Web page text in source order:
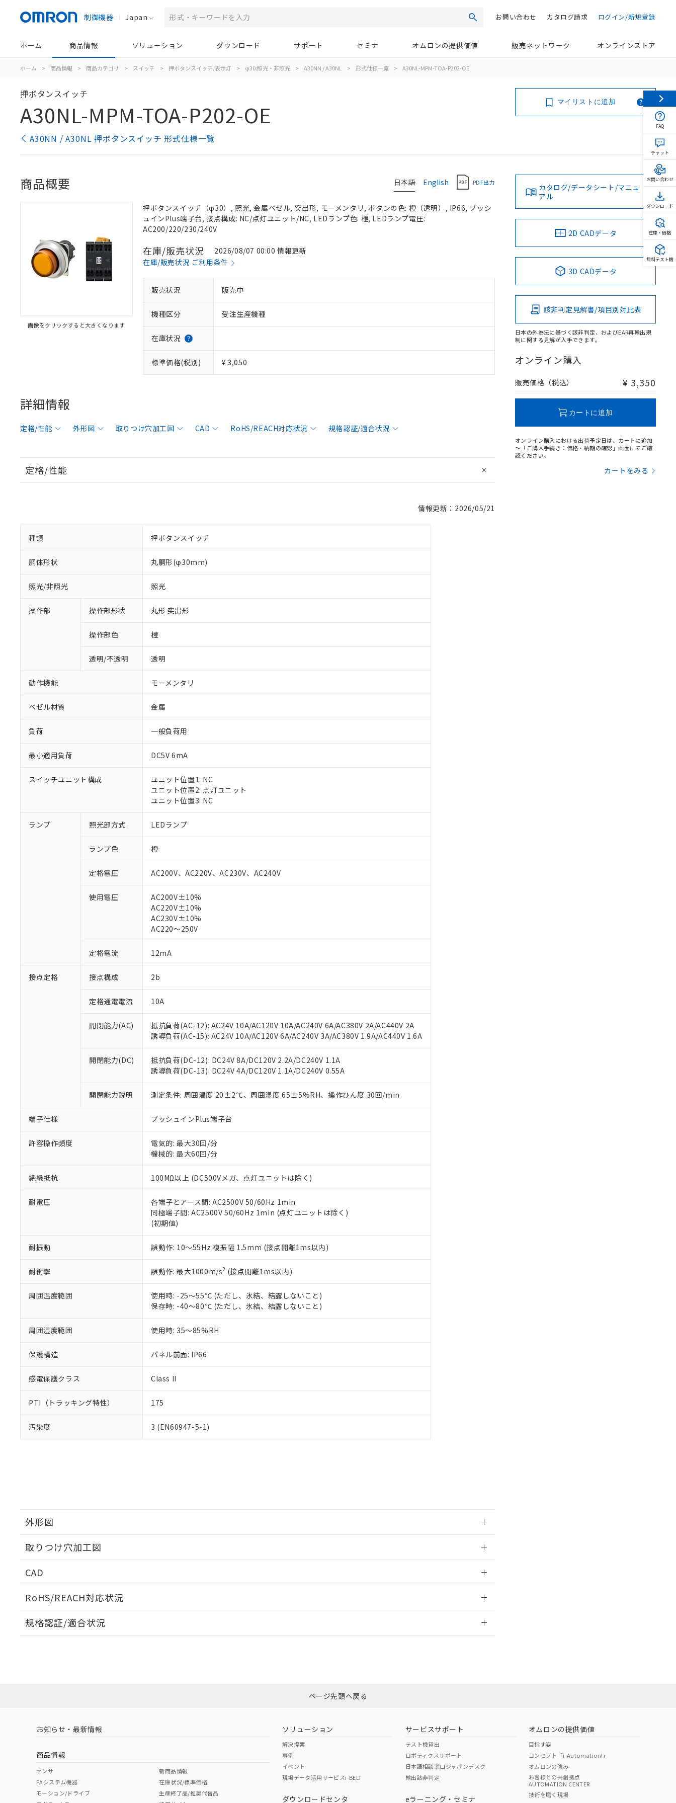
制御機器 Japan 検索 ログイン/新規登録
カタログ請求
お問い合わせ
ホーム 商品情報 ソリューション ダウンロード サポート セミナ オムロンの提供価値 販売ネットワーク オンラインストア
ホーム > 商品情報 > 商品カテゴリ > スイッチ > 押ボタンスイッチ/表示灯 > φ30:照光・非照光 > A30NN / A30NL > 形式仕様一覧 > A30NL-MPM-TOA-P202-OE
押ボタンスイッチ
A30NL-MPM-TOA-P202-OE
A30NN / A30NL 押ボタンスイッチ 形式仕様一覧
マイリストに追加
日本語 English PDF出力
商品概要
画像をクリックすると大きくなります
押ボタンスイッチ（φ30）, 照光, 金属ベゼル, 突出形, モーメンタリ, ボタンの色: 橙（透明）, IP66, プッシ
ュインPlus端子台, 接点構成: NC/点灯ユニット/NC, LEDランプ色: 橙, LEDランプ電圧:
AC200/220/230/240V
在庫/販売状況
2026/08/07 00:00 情報更新
在庫/販売状況 ご利用条件
販売状況 販売中
機種区分 受注生産機種
在庫状況
標準価格(税別) ¥ 3,050
詳細情報
定格/性能 外形図 取りつけ穴加工図 CAD RoHS/REACH対応状況 規格認証/適合状況
定格/性能
情報更新：2026/05/21
種類 押ボタンスイッチ
胴体形状 丸胴形(φ30mm)
照光/非照光 照光
操作部 操作部形状 丸形 突出形
操作部色 橙
透明/不透明 透明
動作機能 モーメンタリ
ベゼル材質 金属
負荷 一般負荷用
最小適用負荷 DC5V 6mA
スイッチユニット構成
ユニット位置1: NC
ユニット位置2: 点灯ユニット
ユニット位置3: NC
ランプ 照光部方式 LEDランプ
ランプ色 橙
定格電圧 AC200V、AC220V、AC230V、AC240V
使用電圧
AC200V±10%
AC220V±10%
AC230V±10%
AC220～250V
定格電流 12mA
接点定格 接点構成 2b
定格通電電流 10A
開閉能力(AC)
抵抗負荷(AC-12): AC24V 10A/AC120V 10A/AC240V 6A/AC380V 2A/AC440V 2A
誘導負荷(AC-15): AC24V 10A/AC120V 6A/AC240V 3A/AC380V 1.9A/AC440V 1.6A
開閉能力(DC)
抵抗負荷(DC-12): DC24V 8A/DC120V 2.2A/DC240V 1.1A
誘導負荷(DC-13): DC24V 4A/DC120V 1.1A/DC240V 0.55A
開閉能力説明 測定条件: 周囲温度 20±2℃、周囲湿度 65±5%RH、操作ひん度 30回/min
端子仕様 プッシュインPlus端子台
許容操作頻度
電気的: 最大30回/分
機械的: 最大60回/分
絶縁抵抗 100MΩ以上 (DC500Vメガ、点灯ユニットは除く)
耐電圧
各端子とアース間: AC2500V 50/60Hz 1min
同極端子間: AC2500V 50/60Hz 1min (点灯ユニットは除く)
(初期値)
耐振動 誤動作: 10～55Hz 複振幅 1.5mm (接点開離1ms以内)
耐衝撃 誤動作: 最大1000m/s2 (接点開離1ms以内)
周囲温度範囲
使用時: -25～55℃ (ただし、氷結、結露しないこと)
保存時: -40～80℃ (ただし、氷結、結露しないこと)
周囲湿度範囲 使用時: 35～85%RH
保護構造 パネル前面: IP66
感電保護クラス Class II
PTI（トラッキング特性） 175
汚染度 3 (EN60947-5-1)
外形図
取りつけ穴加工図
CAD
RoHS/REACH対応状況
EU RoHS 注意事項・凡例
ダウンロードはこちら
中国 RoHS 注意事項・凡例
中国 RoHS表
Pb Hg Cr(VI)
規格認証/適合状況
カタログ/データシート/マニュ
アル
2D CADデータ
3D CADデータ
該非判定見解書/項目別対比表
日本の外為法に基づく該非判定、およびEAR再輸出規
制に関する見解が入手できます。
オンライン購入
販売価格（税込） ¥ 3,350
カートに追加
オンライン購入における出荷予定日は、カートに追加
～「ご購入手続き：価格・納期の確認」画面にてご確
認ください。
カートをみる
ご利用条件
以下の条件をお読みいただき、同意のうえご利用ください。
本サービスは、当社制御機器事業取扱商品の当社在庫状況および標準価格(税抜)を提供させていただ
当社販売員にご相談ください。
オムロン制御機器販売店や当社販売拠点は「販売ネットワーク
」をご確認ください。
在庫状況および標準価格結果を当社の事前の承諾なく第三者に漏洩または開示しないようお願いしま
す。
マイパーツ機能（部品リスト作成サービス）をご利用いただくには、I-Webメンバーズにご登録され
ている必要があります。
お客様が当ウェブサイト上で当社にご登録された部品リストについて、当社および当社の共同利用者
さい。
※当社の共同利用者とは、"個人情報の共同利用に関して"
の「1.共同利用者の範囲」に記載されて
いる法人を指します。
※1 対応状況
対応予定なし：EU RoHS指令（10物質）の非含有に非対応の商品で、対応品を出す予定はありません。
調査・確認中：EU RoHS指令（10物質）の非含有の対応状況を調査中または確認中の商品です。
非該当品：ライセンス料など無形物で、有害物質有無と関係のない商品です。
仕入先様の事情により、非含有部品としていたものが、含有品と判明した場合などやむを得ず変更すること
があります。
*EU RoHS指令（10物質）：
鉛(Pb) 1000ppm以下、 水銀(Hg) 1000ppm以下、 カドミウム(Cd) 100ppm以下、
六価クロム(Cr(Ⅵ)) 1000ppm以下、ポリ臭化ビフェニル類(PBB) 1000ppm以下、ポリ臭化ジフェニルエーテル類(PBDE) 1000ppm以下、
フタル酸ビス(2-エチルヘキシル) (DEHP)(別名：DOP) 1000ppm以下、フタル酸ブチルベンジル（BBP） 1000ppm以下、フタル酸ジブチ
※2 対応予定月
部品在庫の切り替え状況などにより、予定月が前後することがあります。
※3 非含有証明書ダウンロード
下記の非含有証明書をダウンロードすることができます。
EU RoHS指令（10物質）の非含有証明書
51物質の非含有証明書（当社基準）
※本証明書は発行日時点で非含有を証明するもので、過去に遡って非含有を証明するものではありません。
また、RoHS指令のフタル酸エステル類４物質の対応では、対応完了までの期間は出荷製品に未対応品が
混在することから備考欄に対応日を記載しておりました。
既に当社にて対応品への在庫切替を完了していることから、特段のことがない限り、2022年1月12日よ
り割愛しております。
※1 中国RoHS○×表
「○」：最大均質材料含有率が中国RoHSの基準値以下であることを示します。
「－」：未確認です。当社販売部門へお問い合わせください。
DBP(フタル酸ジブチル) : 1000ppm、 DIBP(フタル酸ジイソブチル) : 1000ppm、 BBP(フタル酸ブチルベンジル) : 1000ppm、
DEHP(フタル酸ビス(2-エチルヘキシル)) : 1000ppm
※2 環境保護使用期限
「ｅ」：有害物質（10物質）のすべてが基準値以下であることを示します。
「10」：通常の使用状況下において有害物質が外部に漏えいし、環境に深刻な影響を及ぼさない年数を意
味します。
「－」：未確認です。当社販売部門へお問い合わせください。
当社は、これら貴社製品のうち、外国為替および外国貿易法に定める商品（以下｢規制貨物等」とい
などの必要な手続きをとります。
当社は、貴社製品を第三者に販売する場合は、上記1、2および3の内容を当該第三者に通知します。
また当社は、販売先および販売に係わる関係者が違法に輸出するおそれがある場合は、取り引きをい
たしません。
合意する キャンセル
記
号
○ 一定数以上の在庫あり
△ 一定数には満たないが在庫あり
－
在庫なし(最新の在庫状況については、お客様のお取引先、またはお客様担当のオムロン制御
機器販売店・当社販売員にご確認ください)
空
白
受注生産機種、また在庫状況の情報を公開していない機種
ページ先頭へ戻る
お知らせ・最新情報
商品情報
センサ
FAシステム機器
モーション/ドライブ
新商品情報
在庫状況/標準価格
生産終了品/推奨代替品
ソリューション
解決提案
事例
イベント
現場データ活用サービスi-BELT
ダウンロードセンタ
サービスサポート
テスト機貸出
ロボティクスサポート
日本語相談窓口ジャパンデスク
輸出該非判定
eラーニング・セミナ
オムロンの提供価値
目指す姿
コンセプト「i-Automation!」
オムロンの強み
お客様との共創拠点
AUTOMATION CENTER
技術を磨く現場
FAQ
チャット
お問い合わせ
ダウンロード
在庫・価格
無料テスト機